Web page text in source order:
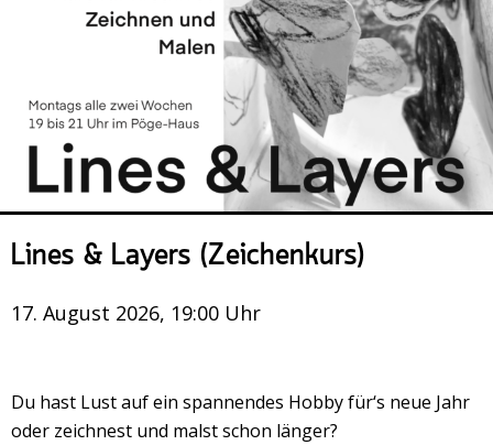
Über uns
Was ist das Pöge-Haus?
Team
Organisation
Mitarbeit
Veranstaltungsrückblick
Kontakt und Anfahrt
Presse/Newsletter
Lines & Layers (Zeichenkurs)
17. August 2026, 19:00 Uhr
Du hast Lust auf ein spannendes Hobby für‘s neue Jahr
oder zeichnest und malst schon länger?